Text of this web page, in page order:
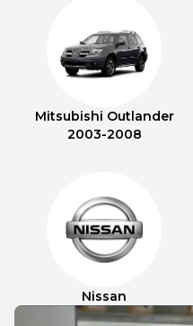
Mitsubishi Outlander
2003-2008
Nissan